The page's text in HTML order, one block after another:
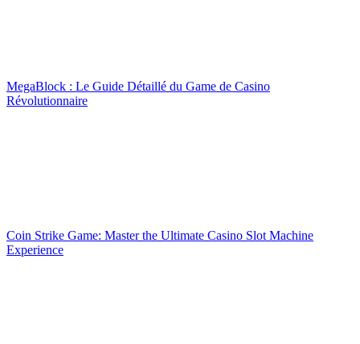
MegaBlock : Le Guide Détaillé du Game de Casino
Révolutionnaire
Coin Strike Game: Master the Ultimate Casino Slot Machine
Experience